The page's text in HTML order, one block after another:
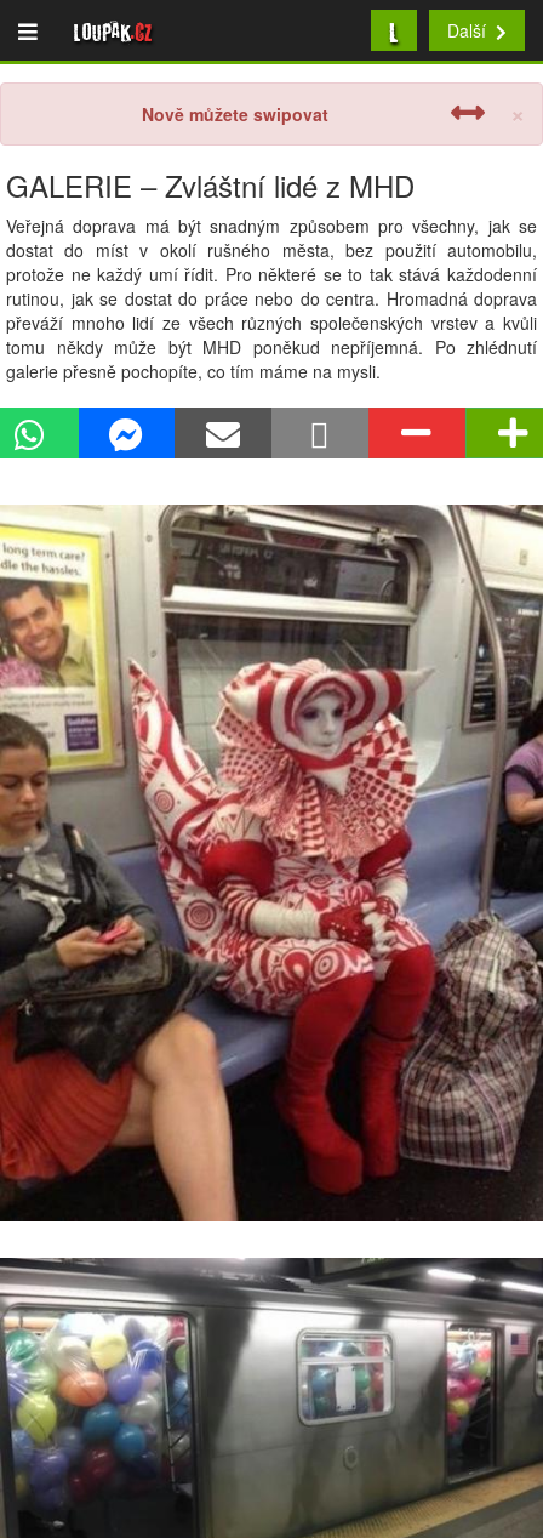
Loupak.cz L Další
×
Nově můžete swipovat
GALERIE – Zvláštní lidé z MHD
Veřejná doprava má být snadným způsobem pro všechny, jak se
dostat do míst v okolí rušného města, bez použití automobilu,
protože ne každý umí řídit. Pro některé se to tak stává každodenní
rutinou, jak se dostat do práce nebo do centra. Hromadná doprava
převáží mnoho lidí ze všech různých společenských vrstev a kvůli
tomu někdy může být MHD poněkud nepříjemná. Po zhlédnutí
galerie přesně pochopíte, co tím máme na mysli.